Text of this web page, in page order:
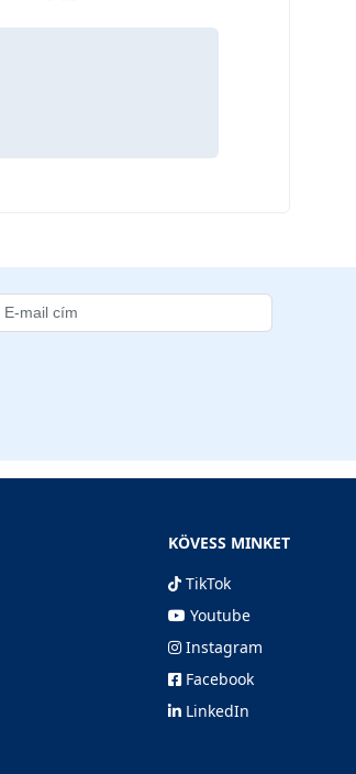
KÖVESS MINKET
TikTok
Youtube
Instagram
Facebook
LinkedIn